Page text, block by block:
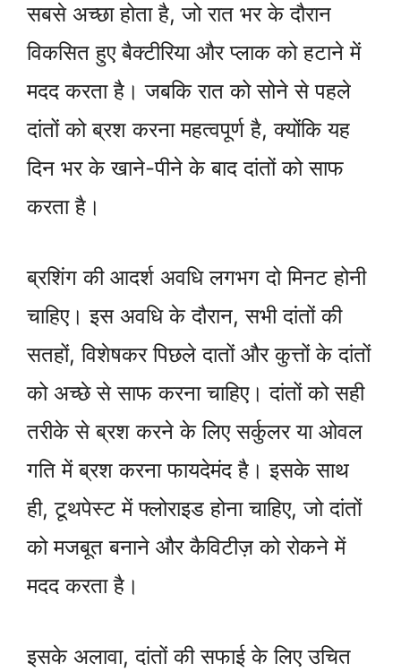
सबसे अच्छा होता है, जो रात भर के दौरान
विकसित हुए बैक्टीरिया और प्लाक को हटाने में
मदद करता है। जबकि रात को सोने से पहले
दांतों को ब्रश करना महत्वपूर्ण है, क्योंकि यह
दिन भर के खाने-पीने के बाद दांतों को साफ
करता है।
ब्रशिंग की आदर्श अवधि लगभग दो मिनट होनी
चाहिए। इस अवधि के दौरान, सभी दांतों की
सतहों, विशेषकर पिछले दातों और कुत्तों के दांतों
को अच्छे से साफ करना चाहिए। दांतों को सही
तरीके से ब्रश करने के लिए सर्कुलर या ओवल
गति में ब्रश करना फायदेमंद है। इसके साथ
ही, टूथपेस्ट में फ्लोराइड होना चाहिए, जो दांतों
को मजबूत बनाने और कैविटीज़ को रोकने में
मदद करता है।
इसके अलावा, दांतों की सफाई के लिए उचित